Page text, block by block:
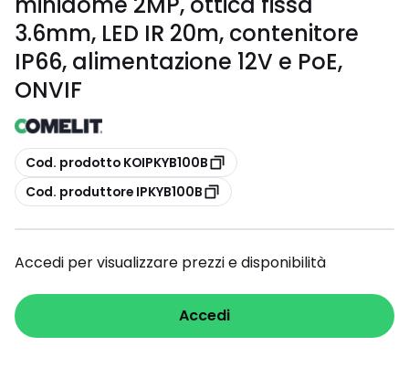
3.6mm, LED IR 20m, contenitore
IP66, alimentazione 12V e PoE,
ONVIF
copia
Cod. prodotto KOIPKYB100B
copia
Cod. produttore IPKYB100B
Accedi per visualizzare prezzi e disponibilità
Accedi